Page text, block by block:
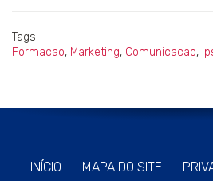
Tags
Formacao, Marketing, Comunicacao,
INÍCIO MAPA DO SITE